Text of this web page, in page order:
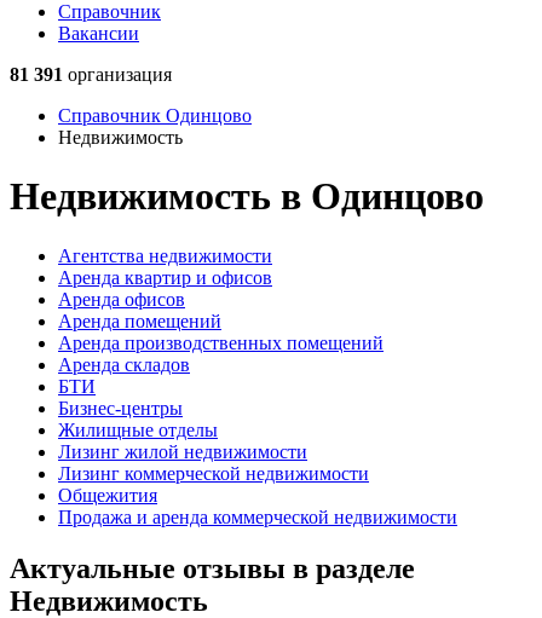
Справочник
Вакансии
81 391 организация
Справочник Одинцово
Недвижимость
Недвижимость в Одинцово
Агентства недвижимости
Аренда квартир и офисов
Аренда офисов
Аренда помещений
Аренда производственных помещений
Аренда складов
БТИ
Бизнес-центры
Жилищные отделы
Лизинг жилой недвижимости
Лизинг коммерческой недвижимости
Общежития
Продажа и аренда коммерческой недвижимости
Актуальные отзывы в разделе
Недвижимость